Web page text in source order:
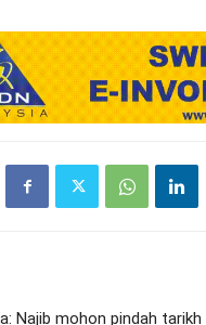
Najib mohon pindah tarikh